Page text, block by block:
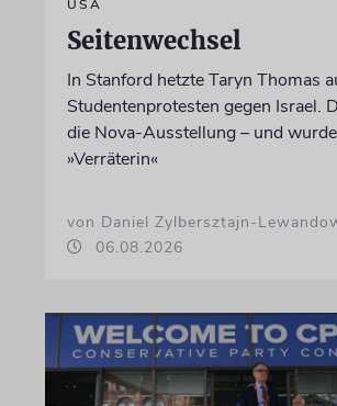
USA
Seitenwechsel
In Stanford hetzte Taryn Thomas
Studentenprotesten gegen Israel.
die Nova-Ausstellung – und
»Verräterin«
von Daniel Zylbersztajn-
06.08.2026